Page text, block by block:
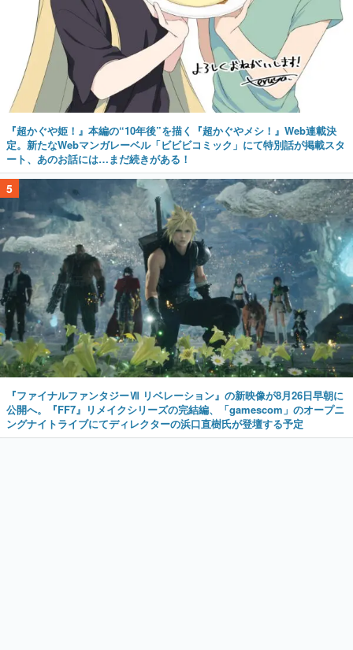
『超かぐや姫！』本編の“10年後”を描く『超かぐやメシ！』Web連載決
定。新たなWebマンガレーベル「ビビビコミック」にて特別話が掲載スタ
ート、あのお話には…まだ続きがある！
5
『ファイナルファンタジーⅦ リベレーション』の新映像が8月26日早朝に
公開へ。『FF7』リメイクシリーズの完結編、「gamescom」のオープニ
ングナイトライブにてディレクターの浜口直樹氏が登壇する予定